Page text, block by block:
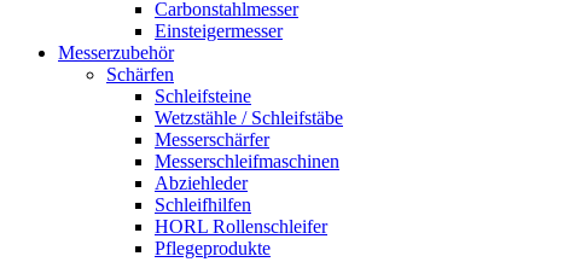
Carbonstahlmesser
Einsteigermesser
Messerzubehör
Schärfen
Schleifsteine
Wetzstähle / Schleifstäbe
Messerschärfer
Messerschleifmaschinen
Abziehleder
Schleifhilfen
HORL Rollenschleifer
Pflegeprodukte